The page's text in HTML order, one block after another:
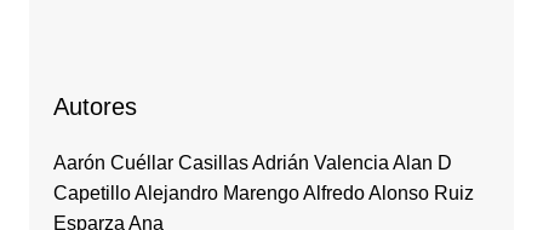
Autores
Aarón Cuéllar Casillas Adrián Valencia Alan D
Capetillo Alejandro Marengo Alfredo Alonso Ruiz
Esparza Ana